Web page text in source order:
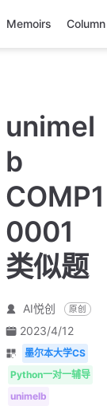
Memoirs Column
unimel
b
COMP1
0001
类似题
AI悦创 原创
2023/4/12
墨尔本大学CS
Python一对一辅导
unimelb